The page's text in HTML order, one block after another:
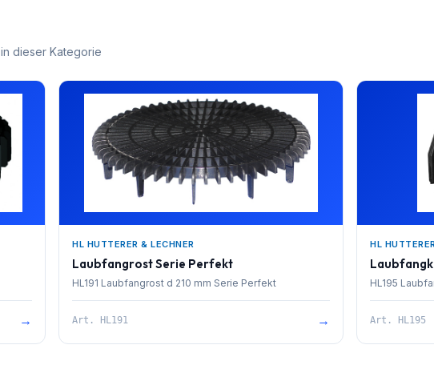
in dieser Kategorie
→
HL HUTTERER & LECHNER
Laubfangrost Serie Perfekt
HL191 Laubfangrost d 210 mm Serie Perfekt
Art. HL191 →
HL
HL195
Art. HL195